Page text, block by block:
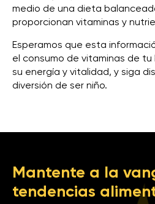
medio de una dieta
proporcionan vitaminas y
Esperamos que esta
el consumo de vitaminas de
su energía y vitalidad, y siga
diversión de ser niño.
Mantente a la
tendencias